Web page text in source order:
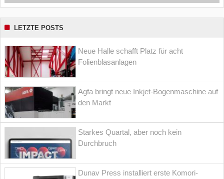
LETZTE POSTS
Neue Halle schafft Platz für acht
Folienblasanlagen
Agfa bringt neue Inkjet-Bogenmaschine auf
den Markt
Starkes Quartal, aber noch kein
Durchbruch
Dunav Press installiert erste Komori-